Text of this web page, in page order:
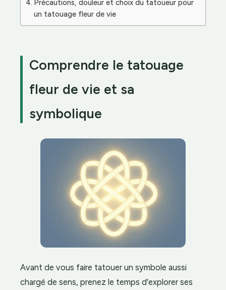
Précautions, douleur et choix du tatoueur pour
un tatouage fleur de vie
Comprendre le tatouage
fleur de vie et sa
symbolique
Avant de vous faire tatouer un symbole aussi
chargé de sens, prenez le temps d’explorer ses